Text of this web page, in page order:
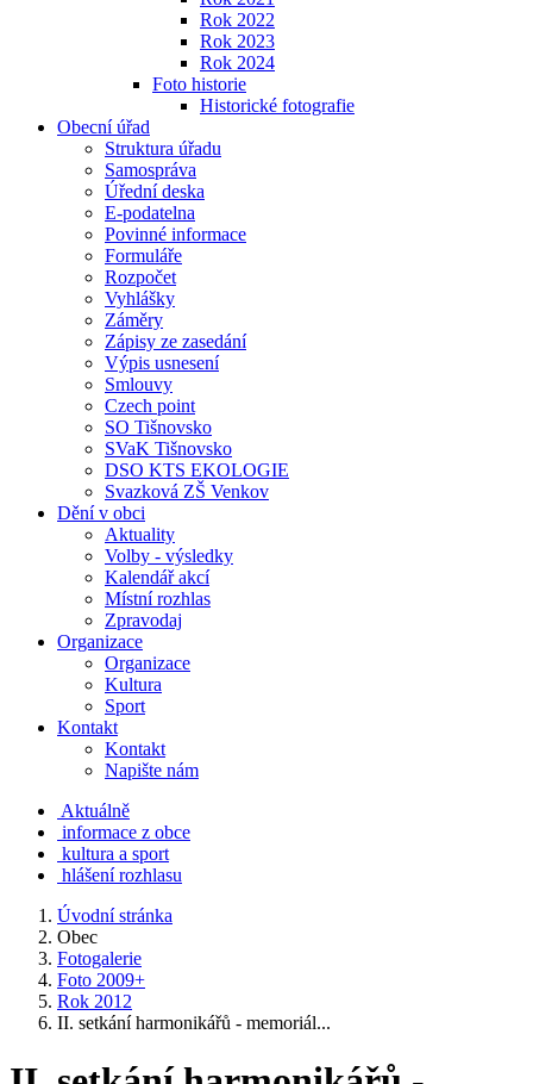
Rok 2022
Rok 2023
Rok 2024
Foto historie
Historické fotografie
Obecní úřad
Struktura úřadu
Samospráva
Úřední deska
E-podatelna
Povinné informace
Formuláře
Rozpočet
Vyhlášky
Záměry
Zápisy ze zasedání
Výpis usnesení
Smlouvy
Czech point
SO Tišnovsko
SVaK Tišnovsko
DSO KTS EKOLOGIE
Svazková ZŠ Venkov
Dění v obci
Aktuality
Volby - výsledky
Kalendář akcí
Místní rozhlas
Zpravodaj
Organizace
Organizace
Kultura
Sport
Kontakt
Kontakt
Napište nám
Aktuálně
informace z obce
kultura a sport
hlášení rozhlasu
Úvodní stránka
Obec
Fotogalerie
Foto 2009+
Rok 2012
II. setkání harmonikářů - memoriál...